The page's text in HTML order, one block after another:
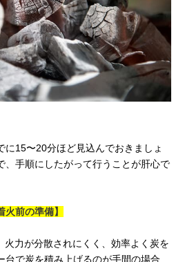
に15〜20分ほど見込んでおきましょ
、手順にしたがって行うことが肝心で
火前の準備】
火力が分散されにくく、効率よく炭を
台で炭を積み上げるのが手間の場合